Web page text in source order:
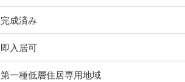
完成済み
即入居可
第一種低層住居専用地域